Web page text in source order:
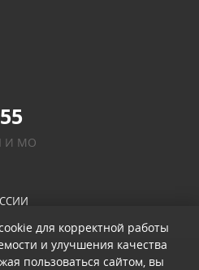
И МО
для корректной работы
и улучшения качества
пользоваться сайтом, вы